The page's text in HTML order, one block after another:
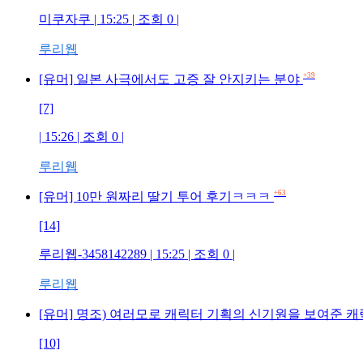
미쿠자쿠 | 15:25 | 조회 0 |
루리웹
[유머] 일본 사극에서도 고증 잘 안지키는 분야 +39
[7]
| 15:26 | 조회 0 |
루리웹
[유머] 10만 원짜리 딸기 투어 후기ㅋㅋㅋ +63
[14]
루리웹-3458142289 | 15:25 | 조회 0 |
루리웹
[유머] 명조) 여러모로 캐릭터 기획의 신기원을 보여준 캐
[10]